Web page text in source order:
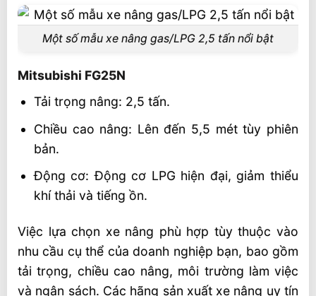
Một số mẫu xe nâng gas/LPG 2,5 tấn nổi bật
Mitsubishi FG25N
Tải trọng nâng: 2,5 tấn.
Chiều cao nâng: Lên đến 5,5 mét tùy phiên
bản.
Động cơ: Động cơ LPG hiện đại, giảm thiểu
khí thải và tiếng ồn.
Việc lựa chọn xe nâng phù hợp tùy thuộc vào
nhu cầu cụ thể của doanh nghiệp bạn, bao gồm
tải trọng, chiều cao nâng, môi trường làm việc
và ngân sách. Các hãng sản xuất xe nâng uy tín